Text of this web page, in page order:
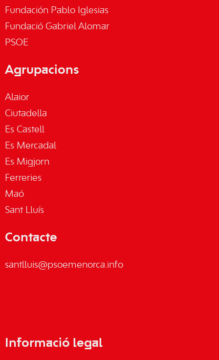
Fundación Pablo Iglesias
Fundació Gabriel Alomar
PSOE
Agrupacions
Alaior
Ciutadella
Es Castell
Es Mercadal
Es Migjorn
Ferreries
Maó
Sant Lluís
Contacte
santlluis@psoemenorca.info
Informació legal